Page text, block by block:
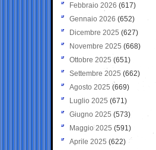
Febbraio 2026 (617)
Gennaio 2026 (652)
Dicembre 2025 (627)
Novembre 2025 (668)
Ottobre 2025 (651)
Settembre 2025 (662)
Agosto 2025 (669)
Luglio 2025 (671)
Giugno 2025 (573)
Maggio 2025 (591)
Aprile 2025 (622)